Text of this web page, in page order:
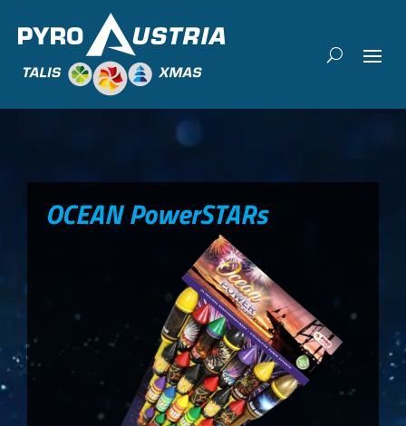
OCEAN PowerSTARs